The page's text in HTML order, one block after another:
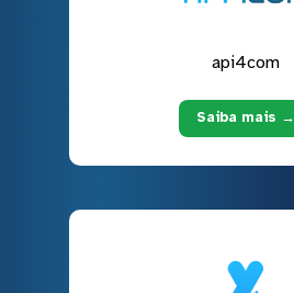
api4com
Saiba mais →